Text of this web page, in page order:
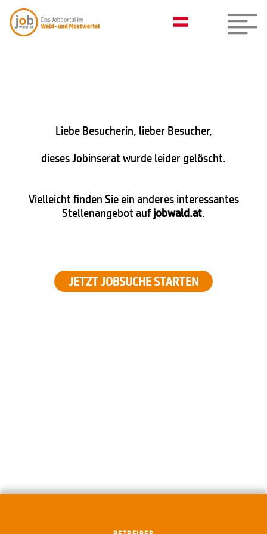
Liebe Besucherin, lieber Besucher,
dieses Jobinserat wurde leider gelöscht.
Vielleicht finden Sie ein anderes interessantes
Stellenangebot aufjobwald.at.
JETZT JOBSUCHE STARTEN